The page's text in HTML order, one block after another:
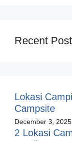
Recent
Lokasi
Campsite
December 3, 2025
2 Lokasi